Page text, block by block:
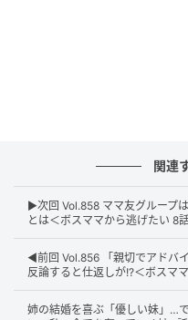
関連
▶︎次回 Vol.858 ママ友グループ
とは＜ボスママから逃げたい 8
◀︎前回 Vol.856 「親切でアドバ
反論すると仕返しが!?＜ボスマ
姉の結婚を喜ぶ「優しい妹」…